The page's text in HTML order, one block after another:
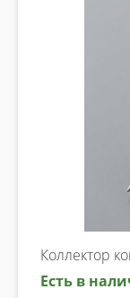
Коллектор
Есть в